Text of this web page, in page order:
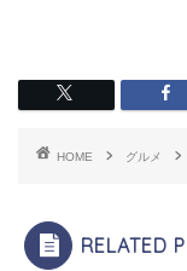
HOME グルメ
RELATED